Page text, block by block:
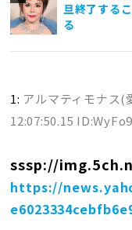
旦終了する
る
1: アルマティモナス(
12:07:50.15
sssp://
https://